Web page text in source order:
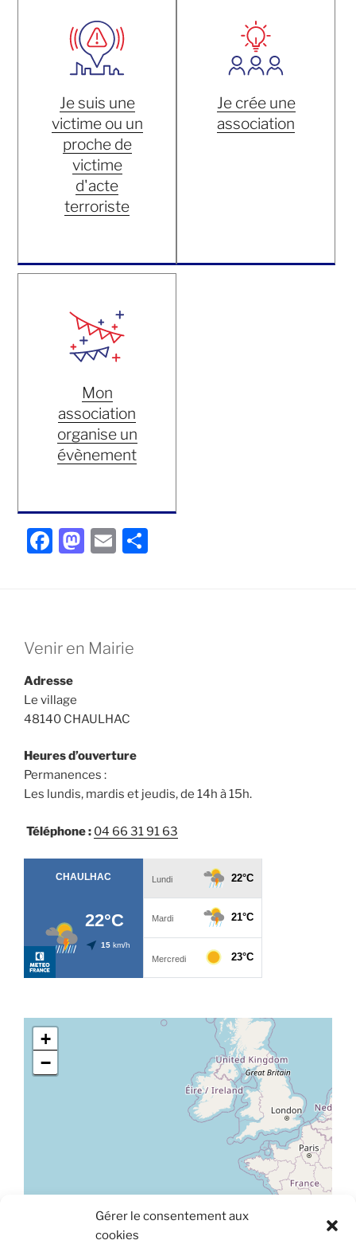
Gérer le consentement aux
cookies
Je suis une
victime ou un
proche de
victime
d'acte
terroriste
Je crée une
association
Mon
association
organise un
évènement
F
b
o
k
M
d
E
Venir en Mairie
Adresse
Le village
48140 CHAULHAC
Heures d’ouverture
Permanences :
Les lundis, mardis et jeudis, de 14h à 15h.
Téléphone : 04 66 31 91 63
+
−
Leaflet|© OpenStreetMap